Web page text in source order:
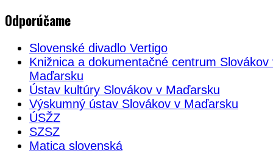
Odporúčame
Slovenské divadlo Vertigo
Knižnica a dokumentačné centrum Slovákov
Maďarsku
Ústav kultúry Slovákov v Maďarsku
Výskumný ústav Slovákov v Maďarsku
ÚSŽZ
SZSZ
Matica slovenská